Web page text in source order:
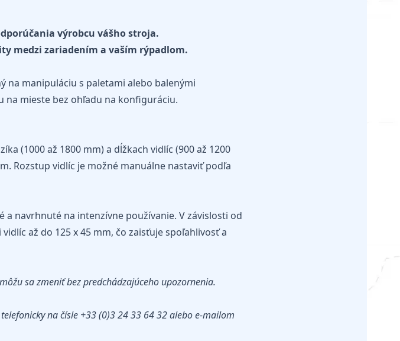
výrobcu vášho stroja.
medzi zariadením a vaším rýpadlom.
na manipuláciu s paletami alebo balenými
na mieste bez ohľadu na konfiguráciu.
(1000 až 1800 mm) a dĺžkach vidlíc (900 až 1200
Rozstup vidlíc je možné manuálne nastaviť podľa
navrhnuté na intenzívne používanie. V závislosti od
až do 125 x 45 mm, čo zaisťuje spoľahlivosť a
sa zmeniť bez predchádzajúceho upozornenia.
na čísle +33 (0)3 24 33 64 32 alebo e-mailom